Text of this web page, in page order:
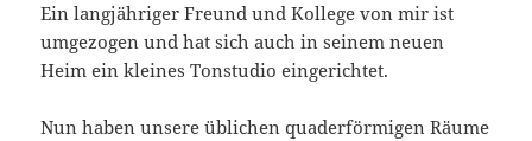
Ein langjähriger Freund und Kollege von mir ist
umgezogen und hat sich auch in seinem neuen
Heim ein kleines Tonstudio eingerichtet.
Nun haben unsere üblichen quaderförmigen Räume